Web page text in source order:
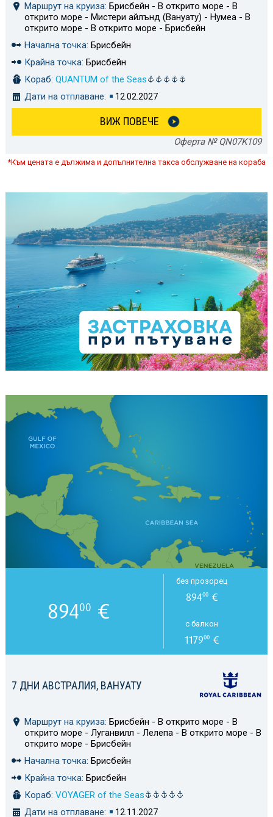
Маршрут на круиза: Брисбейн - В открито море - В
открито море - Мистери айлънд (Вануату) - Нумеа - В
открито море - В открито море - Брисбейн
Начална точка: Брисбейн
Крайна точка: Брисбейн
Кораб: QUANTUM of the Seas
Дати на отплаване:
12.02.2027
ВИЖ ПОВЕЧЕ
Оферта № QN07K109
*Към цената е дължима и допълнителна такса обслужване на кораба
7 ДНИ АВСТРАЛИЯ, ВАНУАТУ
Маршрут на круиза: Брисбейн - В открито море - В
открито море - Луганвилл - Лелепа - В открито море - В
открито море - Брисбейн
Начална точка: Брисбейн
Крайна точка: Брисбейн
Кораб: VOYAGER of the Seas
Дати на отплаване:
12.11.2027
89400 €
без прозорец
89400€
с балкон
117900€